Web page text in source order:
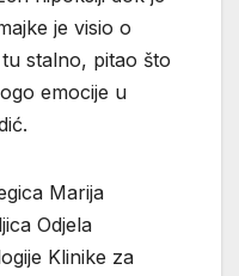
je visio o
stalno, pitao što
emocije u
Marija
Odjela
Klinike za